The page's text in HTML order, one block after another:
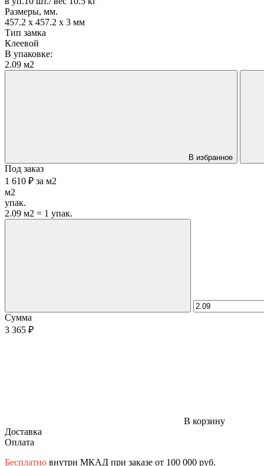
Размеры, мм.
457.2 х 457.2 х 3 мм
Тип замка
Клеевой
В упаковке:
2.09 м2
В избранное
Под заказ
1 610 ₽ за м2
м2
упак.
2.09 м2 = 1 упак.
Сумма
3 365 ₽
В корзину
Доставка
Оплата
Бесплатно внутри МКАД при заказе от 100 000 руб.